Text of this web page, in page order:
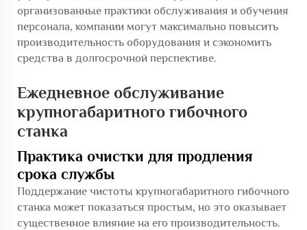
организованные практики обслуживания и обучения
персонала, компании могут максимально повысить
производительность оборудования и сэкономить
средства в долгосрочной перспективе.
Ежедневное обслуживание
крупногабаритного гибочного
станка
Практика очистки для продления
срока службы
Поддержание чистоты крупногабаритного гибочного
станка может показаться простым, но это оказывает
существенное влияние на его производительность.